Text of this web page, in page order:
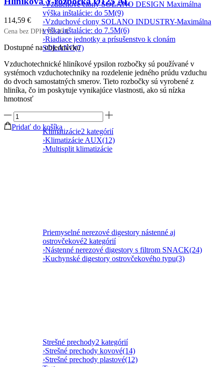
›Vzduchové clony SOLANO DESIGN Maximálna
výška inštalácie: do 5M(9)
›Vzduchové clony SOLANO INDUSTRY-Maximálna
výška inštalácie: do 7.5M(6)
›Riadiace jednotky a prísušenstvo k clonám
SOLANO(7)
Klimatizácie2 kategórií
›Klimatizácie AUX(12)
›Multisplit klimatizácie
Priemyselné nerezové digestory nástenné aj
ostrovčekové2 kategórií
›Nástenné nerezové digestory s filtrom SNACK(24)
›Kuchynské digestory ostrovčekového typu(3)
Strešné prechody2 kategórií
›Strešné prechody kovové(14)
›Strešné prechody plastové(12)
114,59 €
Cena bez DPH:93,16€
Dostupné na objednávku
Vzduchotechnické hliníkové ypsilon rozbočky sú používané v
systémoch vzduchotechniky na rozdelenie jedného prúdu vzduchu
do dvoch samostatných smerov. Tieto rozbočky sú vyrobené z
hliníka, čo im poskytuje vynikajúce vlastnosti, ako sú nízka
hmotnosť
množstvo
Hliníková
Y-
Pridať do košíka